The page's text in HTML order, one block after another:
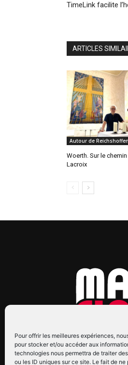
Pour offrir les meilleures expériences,
pour stocker et/ou accéder aux
technologies nous permettra de traiter
ou les ID uniques sur ce site. Le fait de
TimeLink facilite
ARTICLES
Autour de Reichshoffen
Woerth. Sur le chemin
Lacroix